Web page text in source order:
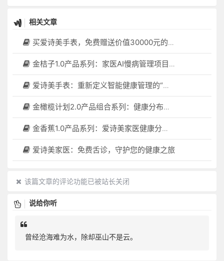
相关文章
买爱诗美手表，免费赠送价值30000元的数智化门店系统一套（含硬件）
金桔子1.0产品系列：家医AI慢病管理项目全国招募区域合伙人，低投入，高回报，长收益
爱诗美手表：重新定义智能健康管理的“医疗级守护者”
金橄榄计划2.0产品组合系列：健康分布机（健康一体机）+慢病管理系统，可落地在健康小屋，社区服务中心等等
金香蕉1.0产品系列：爱诗美家医健康分布机，健康一体机，社区服务中心，药店，健康小屋都需要
爱诗美家医：免费舌诊，守护您的健康之旅
该篇文章的评论功能已被站长关闭
说给你听
曾经沧海难为水，除却巫山不是云。